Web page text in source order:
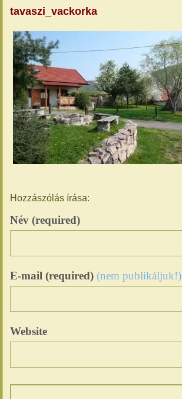
tavaszi_vackorka
Hozzászólás írása:
Név (required)
E-mail (required) (nem publikáljuk!)
Website